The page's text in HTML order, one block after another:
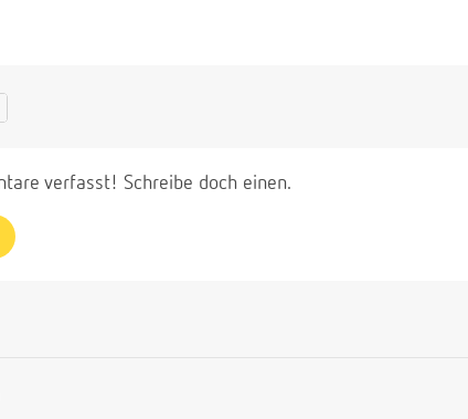
verfasst! Schreibe doch einen.